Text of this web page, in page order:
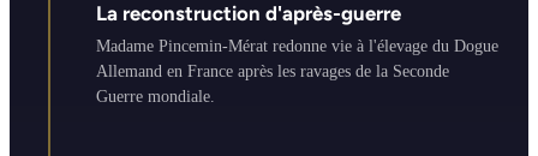
La reconstruction d'après-guerre
Madame Pincemin-Mérat redonne vie à l'élevage du Dogue
Allemand en France après les ravages de la Seconde
Guerre mondiale.